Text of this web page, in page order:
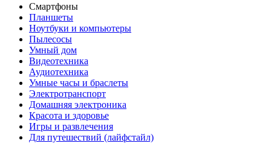
Смартфоны
Планшеты
Ноутбуки и компьютеры
Пылесосы
Умный дом
Видеотехника
Аудиотехника
Умные часы и браслеты
Электротранспорт
Домашняя электроника
Красота и здоровье
Игры и развлечения
Для путешествий (лайфстайл)